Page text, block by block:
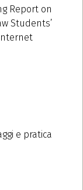
Report on
Students’
e pratica